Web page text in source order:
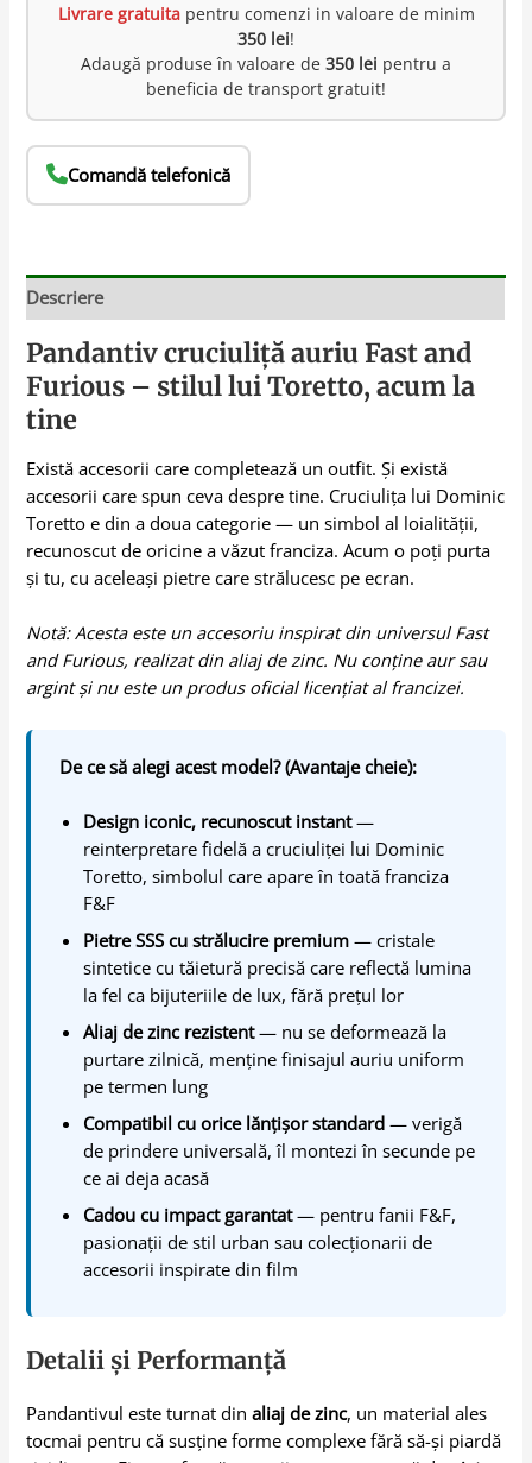
Livrare gratuitapentru comenzi in valoare de minim
350 lei!
Adaugă produse în valoare de 350 lei pentru a
beneficia de transport gratuit!
Comandă telefonică
Descriere
Pandantiv cruciuliță auriu Fast and
Furious – stilul lui Toretto, acum la
tine
Există accesorii care completează un outfit. Și există
accesorii care spun ceva despre tine. Cruciulița lui Dominic
Toretto e din a doua categorie — un simbol al loialității,
recunoscut de oricine a văzut franciza. Acum o poți purta
și tu, cu aceleași pietre care strălucesc pe ecran.
Notă: Acesta este un accesoriu inspirat din universul Fast
and Furious, realizat din aliaj de zinc. Nu conține aur sau
argint și nu este un produs oficial licențiat al francizei.
De ce să alegi acest model? (Avantaje cheie):
Design iconic, recunoscut instant—
reinterpretare fidelă a cruciuliței lui Dominic
Toretto, simbolul care apare în toată franciza
F&F
Pietre SSS cu strălucire premium — cristale
sintetice cu tăietură precisă care reflectă lumina
la fel ca bijuteriile de lux, fără prețul lor
Aliaj de zinc rezistent— nu se deformează la
purtare zilnică, menține finisajul auriu uniform
pe termen lung
Compatibil cu orice lănțișor standard — verigă
de prindere universală, îl montezi în secunde pe
ce ai deja acasă
Cadou cu impact garantat— pentru fanii F&F,
pasionații de stil urban sau colecționarii de
accesorii inspirate din film
Detalii și Performanță
Pandantivul este turnat dinaliaj de zinc, un material ales
tocmai pentru că susține forme complexe fără să-și piardă